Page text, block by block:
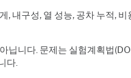
, 내구성, 열 성능, 공차 누적,
닙니다. 문제는 실험계획법
다.